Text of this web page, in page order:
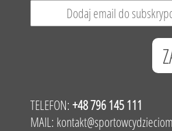
TELEFON: +48 796 145 111
MAIL: